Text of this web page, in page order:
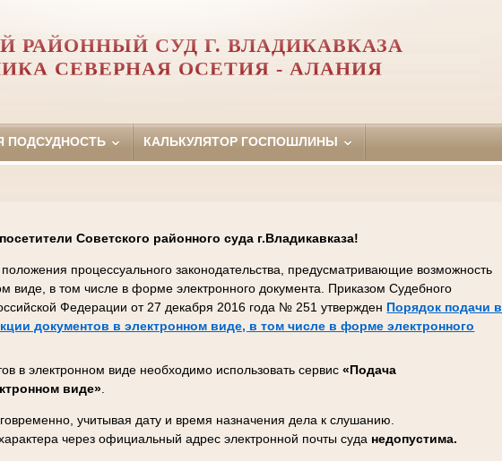
РАЙОННЫЙ СУД Г. ВЛАДИКАВКАЗА
СЕВЕРНАЯ ОСЕТИЯ - АЛАНИЯ
ПОДСУДНОСТЬ КАЛЬКУЛЯТОР ГОСПОШЛИНЫ
Советского районного суда г.Владикавказа!
процессуального законодательства, предусматривающие возможность
виде, в том числе в форме электронного документа. Приказом Судебного
Федерации от 27 декабря 2016 года № 251 утвержден Порядок подачи в
документов в электронном виде, в том числе в форме электронного
в электронном виде необходимо использовать сервис«Подача
виде».
учитывая дату и время назначения дела к слушанию.
через официальный адрес электронной почты суда недопустима.